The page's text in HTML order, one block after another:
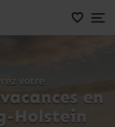
votre
en
Holstein